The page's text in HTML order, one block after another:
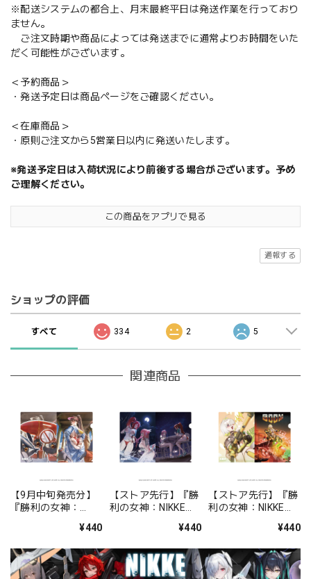
※配送システムの都合上、月末最終平日は発送作業を行っており
ません。
ご注文時期や商品によっては発送までに通常よりお時間をいた
だく可能性がございます。
＜予約商品＞
・発送予定日は商品ページをご確認ください。
＜在庫商品＞
・原則ご注文から5営業日以内に発送いたします。
※発送予定日は入荷状況により前後する場合がございます。予め
ご理解ください。
この商品をアプリで見る
通報する
ショップの評価
すべて 334 2 5
関連商品
【9月中旬発売分】
『勝利の女神：
イル マルチャーナ：
¥440
【ストア先行】『勝
利の女神：NIKKE』
＆ラピ
¥440
【ストア先行】『勝
利の女神：NIKKE』
¥440